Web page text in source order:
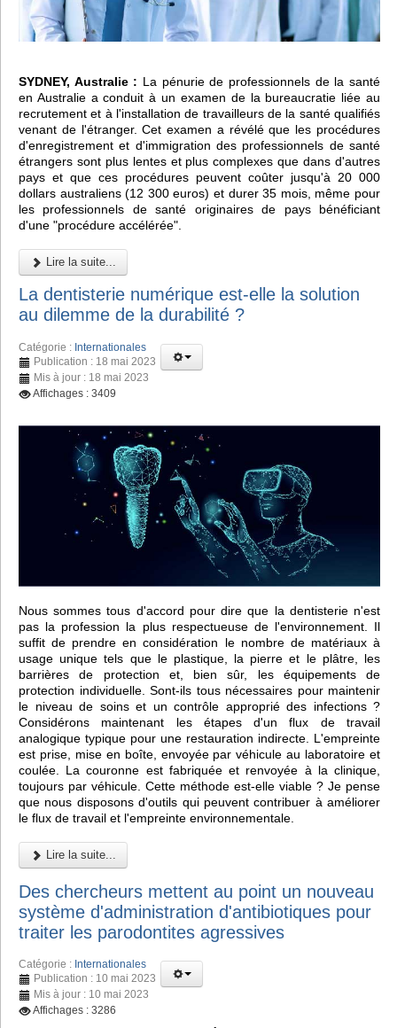
SYDNEY, Australie : La pénurie de professionnels de la santé
en Australie a conduit à un examen de la bureaucratie liée au
recrutement et à l'installation de travailleurs de la santé qualifiés
venant de l'étranger. Cet examen a révélé que les procédures
d'enregistrement et d'immigration des professionnels de santé
étrangers sont plus lentes et plus complexes que dans d'autres
pays et que ces procédures peuvent coûter jusqu'à 20 000
dollars australiens (12 300 euros) et durer 35 mois, même pour
les professionnels de santé originaires de pays bénéficiant
d'une "procédure accélérée".
Lire la suite...
La dentisterie numérique est-elle la solution
au dilemme de la durabilité ?
Catégorie : Internationales
Publication : 18 mai 2023
Mis à jour : 18 mai 2023
Affichages : 3409
Nous sommes tous d'accord pour dire que la dentisterie n'est
pas la profession la plus respectueuse de l'environnement. Il
suffit de prendre en considération le nombre de matériaux à
usage unique tels que le plastique, la pierre et le plâtre, les
barrières de protection et, bien sûr, les équipements de
protection individuelle. Sont-ils tous nécessaires pour maintenir
le niveau de soins et un contrôle approprié des infections ?
Considérons maintenant les étapes d'un flux de travail
analogique typique pour une restauration indirecte. L'empreinte
est prise, mise en boîte, envoyée par véhicule au laboratoire et
coulée. La couronne est fabriquée et renvoyée à la clinique,
toujours par véhicule. Cette méthode est-elle viable ? Je pense
que nous disposons d'outils qui peuvent contribuer à améliorer
le flux de travail et l'empreinte environnementale.
Lire la suite...
Des chercheurs mettent au point un nouveau
système d'administration d'antibiotiques pour
traiter les parodontites agressives
Catégorie : Internationales
Publication : 10 mai 2023
Mis à jour : 10 mai 2023
Affichages : 3286